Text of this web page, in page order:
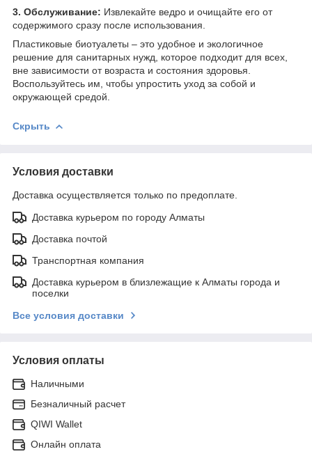
3. Обслуживание: Извлекайте ведро и очищайте его от
содержимого сразу после использования.
Пластиковые биотуалеты – это удобное и экологичное
решение для санитарных нужд, которое подходит для всех,
вне зависимости от возраста и состояния здоровья.
Воспользуйтесь им, чтобы упростить уход за собой и
окружающей средой.
Скрыть
Условия доставки
Доставка осуществляется только по предоплате.
Доставка курьером по городу Алматы
Доставка почтой
Транспортная компания
Доставка курьером в близлежащие к Алматы города и
поселки
Все условия доставки
Условия оплаты
Наличными
Безналичный расчет
QIWI Wallet
Онлайн оплата